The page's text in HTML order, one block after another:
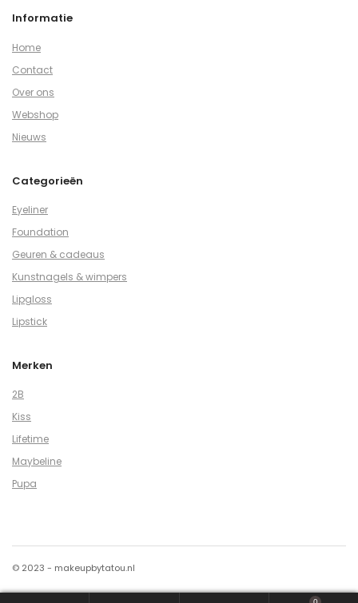
Informatie
Home
Contact
Over ons
Webshop
Nieuws
Categorieën
Eyeliner
Foundation
Geuren & cadeaus
Kunstnagels & wimpers
Lipgloss
Lipstick
Merken
2B
Kiss
Lifetime
Maybeline
Pupa
© 2023 - makeupbytatou.nl